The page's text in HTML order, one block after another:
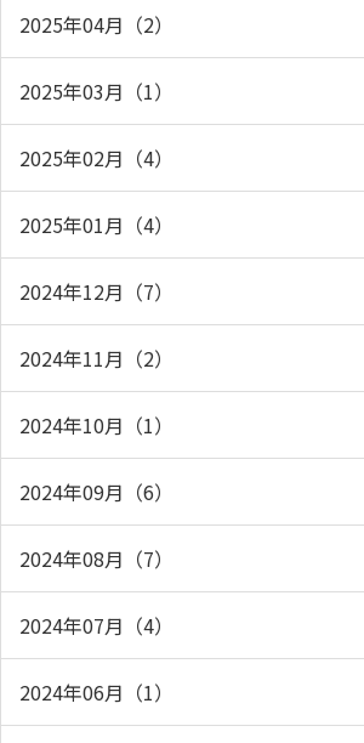
2025年04月（2）
2025年03月（1）
2025年02月（4）
2025年01月（4）
2024年12月（7）
2024年11月（2）
2024年10月（1）
2024年09月（6）
2024年08月（7）
2024年07月（4）
2024年06月（1）